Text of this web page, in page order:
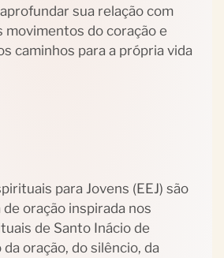
sua relação com
movimentos do coração e
caminhos para a própria vida
para Jovens (EEJ) são
oração inspirada nos
de Santo Inácio de
oração, do silêncio, da